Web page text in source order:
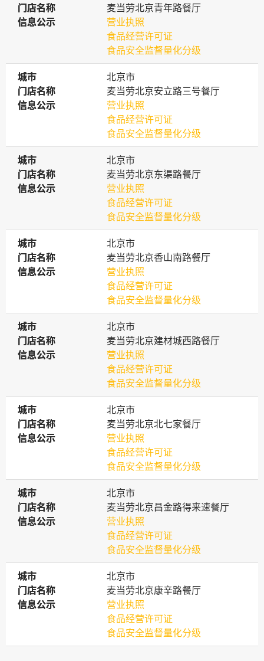
门店名称
门店名称
麦当劳北京青年路餐厅
信息公示
信息公示
营业执照
食品经营许可证
食品安全监督量化分级
城市
城市
北京市
门店名称
门店名称
麦当劳北京安立路三号餐厅
信息公示
信息公示
营业执照
食品经营许可证
食品安全监督量化分级
城市
城市
北京市
门店名称
门店名称
麦当劳北京东渠路餐厅
信息公示
信息公示
营业执照
食品经营许可证
食品安全监督量化分级
城市
城市
北京市
门店名称
门店名称
麦当劳北京香山南路餐厅
信息公示
信息公示
营业执照
食品经营许可证
食品安全监督量化分级
城市
城市
北京市
门店名称
门店名称
麦当劳北京建材城西路餐厅
信息公示
信息公示
营业执照
食品经营许可证
食品安全监督量化分级
城市
城市
北京市
门店名称
门店名称
麦当劳北京北七家餐厅
信息公示
信息公示
营业执照
食品经营许可证
食品安全监督量化分级
城市
城市
北京市
门店名称
门店名称
麦当劳北京昌金路得来速餐厅
信息公示
信息公示
营业执照
食品经营许可证
食品安全监督量化分级
城市
城市
北京市
门店名称
门店名称
麦当劳北京康辛路餐厅
信息公示
信息公示
营业执照
食品经营许可证
食品安全监督量化分级